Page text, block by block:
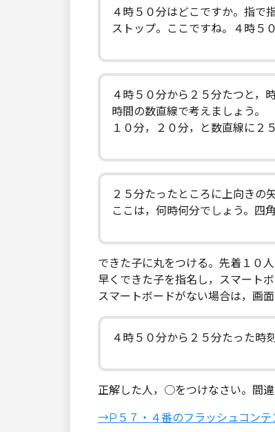
４時５０分はどこですか。指で
ストップ。ここですね。４時５
４時５０分から２５分たつと，
時間の数直線で考えましょう。
１０分，２０分，と数直線に２
２５分たったところに上向きの
ここは，何時何分でしょう。四
できた子に丸をつける。先着１０人
早くできた子を指名し，スマートボ
スマートボードがない場合は，画
４時５０分から２５分たった時
正解した人，○をつけなさい。間違
→P５７・４番のフラッシュコンテ